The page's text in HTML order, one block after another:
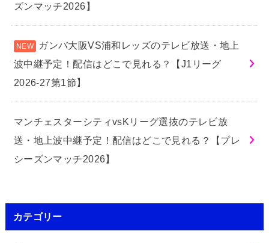
ズンマッチ2026】
ガンバ大阪VS浦和レッズのテレビ放送・地上
波中継予定！配信はどこで見れる？【J1リーグ
2026-27第1節】
マンチェスターシティvsKリーグ選抜のテレビ放
送・地上波中継予定！配信はどこで見れる？【プレ
シーズンマッチ2026】
カテゴリー